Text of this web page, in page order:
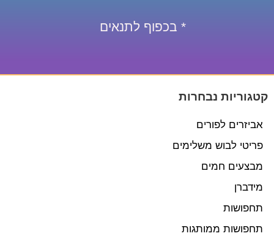
* בכפוף לתנאים
קטגוריות נבחרות
אביזרים לפורים
פריטי לבוש משלימים
מבצעים חמים
מידברן
תחפושות
תחפושות ממותגות